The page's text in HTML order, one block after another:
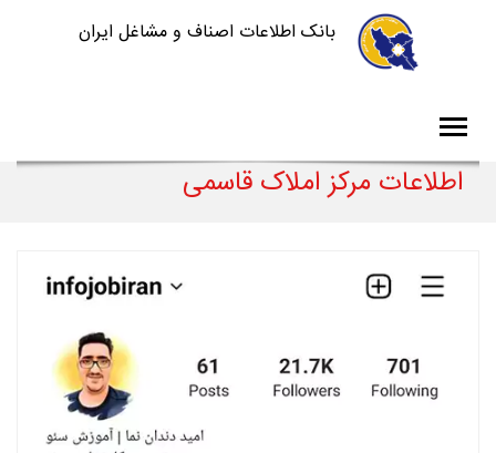
بانک اطلاعات اصناف و مشاغل ایران
اطلاعات مرکز املاک قاسمی